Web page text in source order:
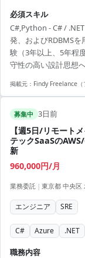
いる方は、直接ご連
---- - API（C#）のコ
イドライン（型シス
必須スキル
C#,Python - C# /
発、およびRDBMS
験（3年以上、5年程
守性の高い設計思想
掲載元： Findy Freelance（
募集中 3日前
【週5日/リモート
テックSaaSの
新
960,000円/月
業務委託 | 東京都 中央区
エンジニア SRE
C# Azure .NET
職務内容